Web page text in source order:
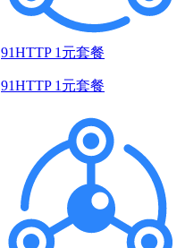
91HTTP 1元套餐
91HTTP 1元套餐